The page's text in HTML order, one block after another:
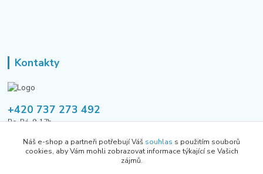
Kontakty
+420 737 273 492
Po-Pá, 9-17h
tusavmanagement@gmail.com
Náš e-shop a partneři potřebují Váš souhlas s použitím souborů
cookies, aby Vám mohli zobrazovat informace týkající se Vašich
zájmů.